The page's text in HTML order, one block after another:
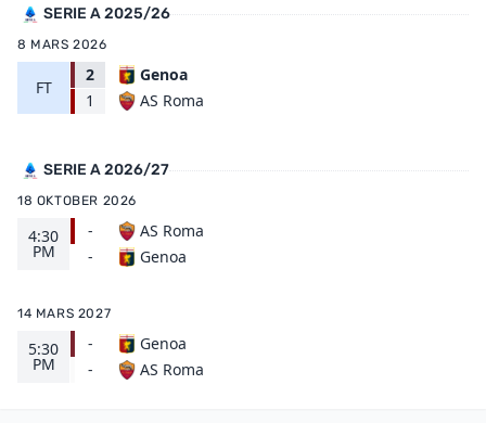
SERIE A 2025/26
8 MARS 2026
FT
2
1
Genoa
AS Roma
SERIE A 2026/27
18 OKTOBER 2026
4:30
PM
-
-
AS Roma
Genoa
14 MARS 2027
5:30
PM
-
-
Genoa
AS Roma